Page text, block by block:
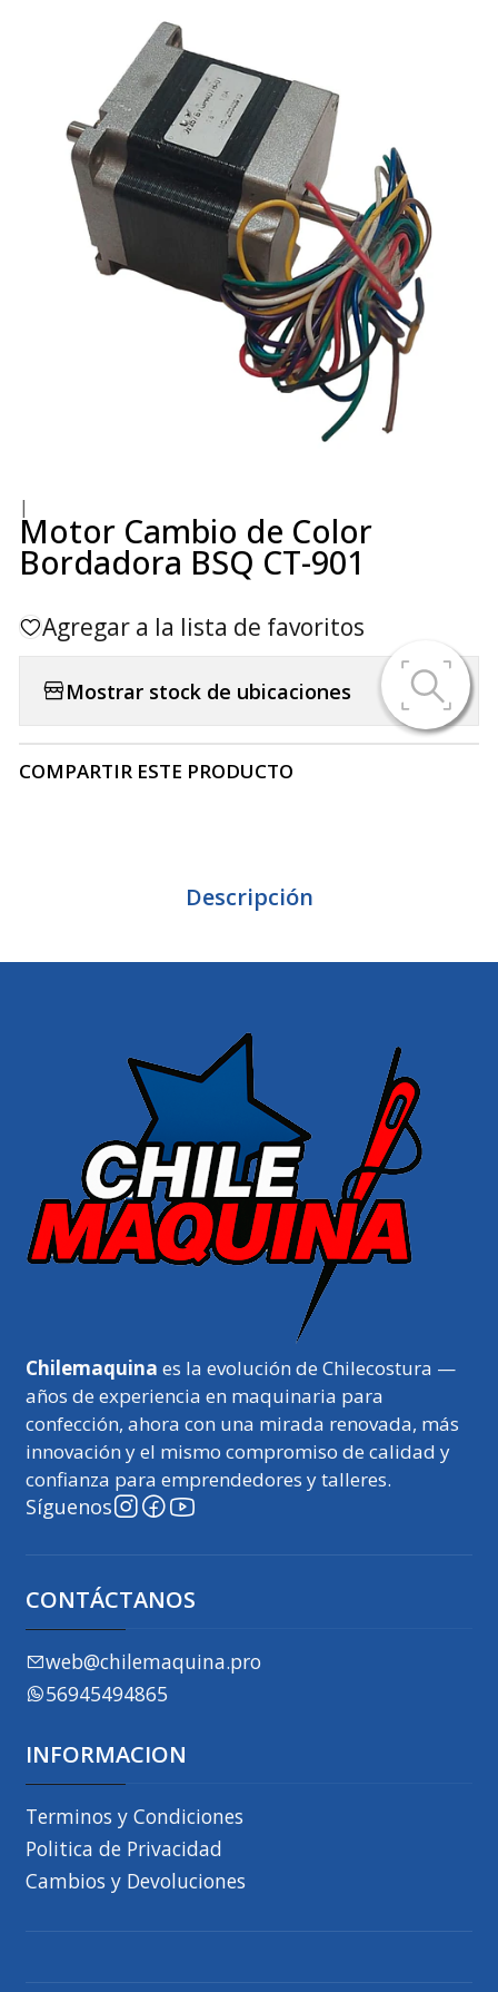
|
Motor Cambio de Color
Bordadora BSQ CT-901
Agregar a la lista de favoritos
Mostrar stock de ubicaciones
COMPARTIR ESTE PRODUCTO
Descripción
Chilemaquina es la evolución de Chilecostura —
años de experiencia en maquinaria para
confección, ahora con una mirada renovada, más
innovación y el mismo compromiso de calidad y
confianza para emprendedores y talleres.
Síguenos
CONTÁCTANOS
web@chilemaquina.pro
56945494865
INFORMACION
Terminos y Condiciones
Politica de Privacidad
Cambios y Devoluciones